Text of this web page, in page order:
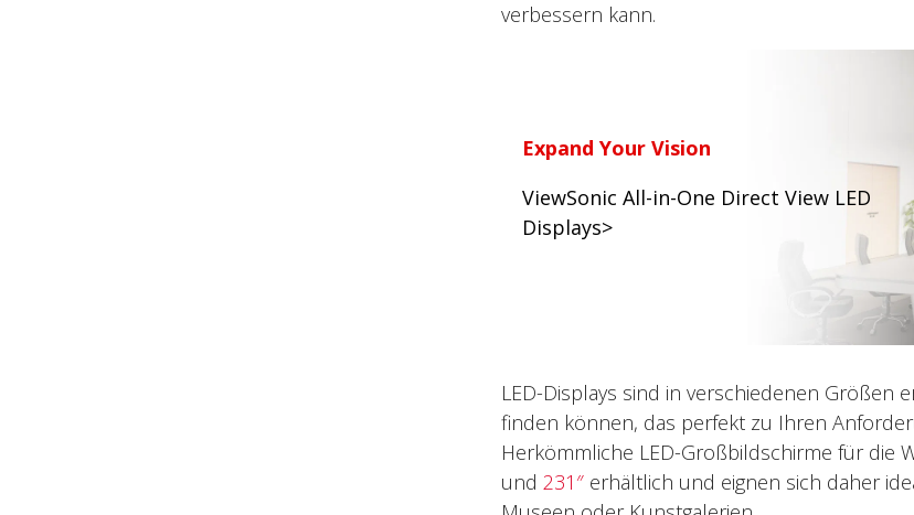
verbessern kann.
Expand Your Vision
ViewSonic All-in-One Direct View LED
Displays>
LED-Displays sind in verschiedenen Größen
finden können, das perfekt zu Ihren
Herkömmliche LED-Großbildschirme für die
und231″ erhältlich und eignen sich daher